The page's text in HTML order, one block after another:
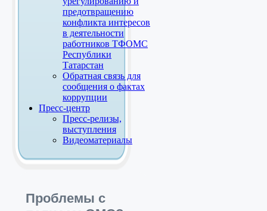
предотвращению
конфликта интересов
в деятельности
работников ТФОМС
Республики
Татарстан
Обратная связь для
сообщения о фактах
коррупции
Пресс-центр
Пресс-релизы,
выступления
Видеоматериалы
Проблемы с